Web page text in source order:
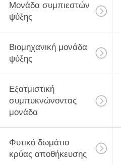
Μονάδα συμπιεστών
ψύξης
Βιομηχανική μονάδα
ψύξης
Εξατμιστική
συμπυκνώνοντας
μονάδα
Φυτικό δωμάτιο
κρύας αποθήκευσης